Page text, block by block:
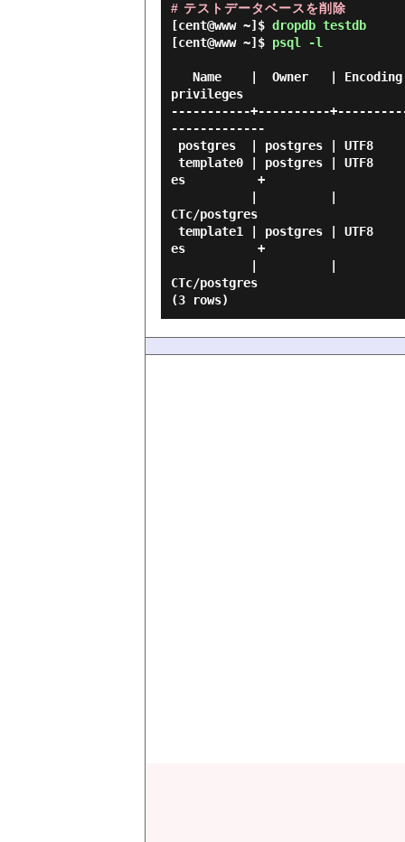
# テストデータベースを削除
[cent@www ~]$ dropdb testdb
[cent@www ~]$ psql -l
privileges
-----------+----------
-------------
es          +
CTc/postgres
es          +
CTc/postgres